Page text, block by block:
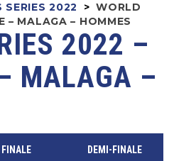
SERIES 2022
> WORLD
– MALAGA – HOMMES
2022 –
MALAGA –
FINALE DEMI-FINALE